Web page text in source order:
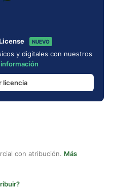
NUEVO
y digitales con nuestros
información
licencia
con atribución. Más